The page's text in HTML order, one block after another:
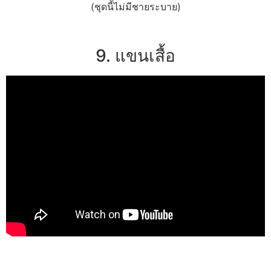
(ชุดนี้ไม่มีชายระบาย)
9. แขนเสื้อ